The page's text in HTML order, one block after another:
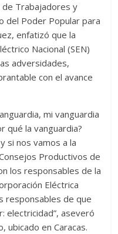
Trabajadores y
del Poder Popular para
enfatizó que la
Nacional (SEN)
adversidades,
con el avance
mi vanguardia
qué la vanguardia?
si nos vamos a la
Productivos de
los responsables de la
Eléctrica
responsables de que
electricidad”, aseveró
ubicado en Caracas.